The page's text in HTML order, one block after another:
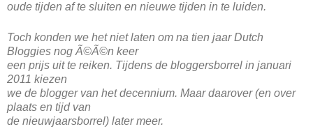
oude tijden af te sluiten en nieuwe tijden in te luiden.
Toch konden we het niet laten om na tien jaar Dutch
Bloggies nog Ã©Ã©n keer
een prijs uit te reiken. Tijdens de bloggersborrel in januari
2011 kiezen
we de blogger van het decennium. Maar daarover (en over
plaats en tijd van
de nieuwjaarsborrel) later meer.